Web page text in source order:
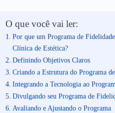
O que você vai ler:
Por que um Programa de
Clínica de Estética?
Definindo Objetivos Claros
Criando a Estrutura do Programa
Integrando a Tecnologia ao
Divulgando seu Programa de
Avaliando e Ajustando o Programa